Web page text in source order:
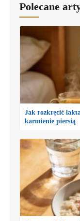
Polecane
Jak rozkręcić
karmienie piersią